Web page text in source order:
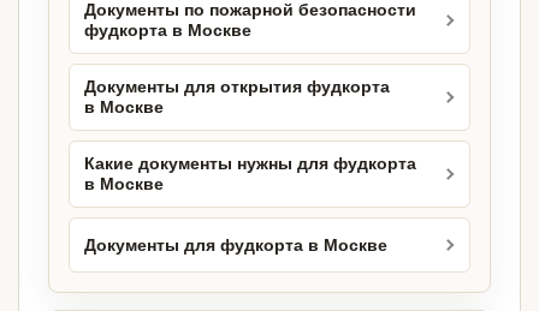
Документы по пожарной безопасности
фудкорта в Москве
Документы для открытия фудкорта
в Москве
Какие документы нужны для фудкорта
в Москве
Документы для фудкорта в Москве